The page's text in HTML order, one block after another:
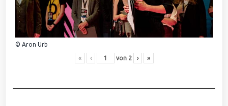
© Aron Urb
« ‹ von 2 › »